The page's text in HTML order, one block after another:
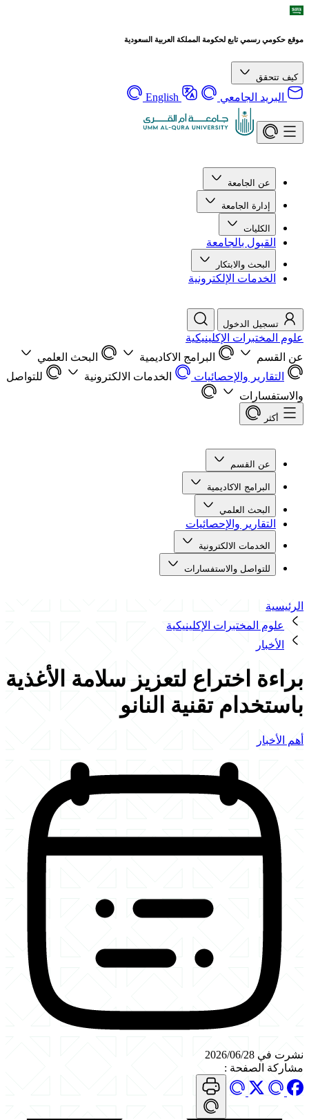
موقع حكومي رسمي تابع لحكومة المملكة العربية السعودية
كيف تتحقق
البريد الجامعي English
عن الجامعة
إدارة الجامعة
الكليات
القبول بالجامعة
البحث والابتكار
الخدمات الإلكترونية
تسجيل الدخول
علوم المختبرات الإكلينيكية
عن القسم
البرامج الاكاديمية
البحث العلمي
التقارير والإحصائيات
الخدمات الالكترونية
للتواصل
والاستفسارات
أكثر
عن القسم
البرامج الاكاديمية
البحث العلمي
التقارير والإحصائيات
الخدمات الالكترونية
للتواصل والاستفسارات
الرئيسية
علوم المختبرات الإكلينيكية
الأخبار
براءة اختراع لتعزيز سلامة الأغذية
باستخدام تقنية النانو
أهم الأخبار
نشرت في 2026/06/28
مشاركة الصفحة :